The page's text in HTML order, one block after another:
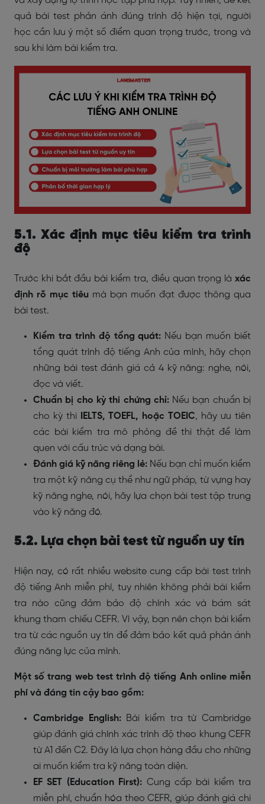
quả bài test phản ánh đúng trình độ hiện tại, người
học cần lưu ý một số điểm quan trọng trước, trong và
sau khi làm bài kiểm tra.
5.1. Xác định mục tiêu kiểm tra trình
độ
Trước khi bắt đầu bài kiểm tra, điều quan trọng là xác
định rõ mục tiêu mà bạn muốn đạt được thông qua
bài test.
Kiểm tra trình độ tổng quát: Nếu bạn muốn biết
tổng quát trình độ tiếng Anh của mình, hãy chọn
những bài test đánh giá cả 4 kỹ năng: nghe, nói,
đọc và viết.
Chuẩn bị cho kỳ thi chứng chỉ:Nếu bạn chuẩn bị
cho kỳ thi
IELTS, TOEFL, hoặc TOEIC, hãy ưu tiên
các bài kiểm tra mô phỏng đề thi thật để làm
quen với cấu trúc và dạng bài.
Đánh giá kỹ năng riêng lẻ: Nếu bạn chỉ muốn kiểm
tra một kỹ năng cụ thể như ngữ pháp, từ vựng hay
kỹ năng nghe, nói, hãy lựa chọn bài test tập trung
vào kỹ năng đó.
5.2. Lựa chọn bài test từ nguồn uy tín
Hiện nay, có rất nhiều website cung cấp bài test trình
độ tiếng Anh miễn phí, tuy nhiên không phải bài kiểm
tra nào cũng đảm bảo độ chính xác và bám sát
khung tham chiếu CEFR. Vì vậy, bạn nên chọn bài kiểm
tra từ các nguồn uy tín để đảm bảo kết quả phản ánh
đúng năng lực của mình.
Một số trang web test trình độ tiếng Anh online miễn
phí và đáng tin cậy bao gồm:
Cambridge English: Bài kiểm tra từ Cambridge
giúp đánh giá chính xác trình độ theo khung CEFR
từ A1 đến C2. Đây là lựa chọn hàng đầu cho những
ai muốn kiểm tra kỹ năng toàn diện.
EF SET (Education First): Cung cấp bài kiểm tra
miễn phí, chuẩn hóa theo CEFR, giúp đánh giá chi